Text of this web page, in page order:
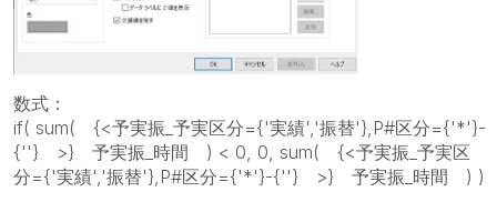
数式：
if( sum( {<予実振_予実区分={'実績','振替'},P#区分={'*'}-
{''} >} 予実振_時間 ) < 0, 0, sum( {<予実振_予実区
分={'実績','振替'},P#区分={'*'}-{''} >} 予実振_時間 ) )